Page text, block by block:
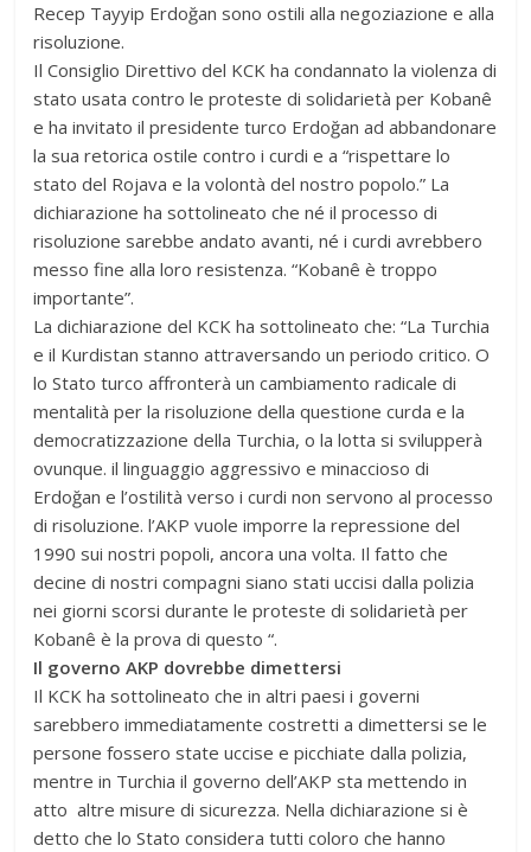
Recep Tayyip Erdoğan sono ostili alla negoziazione e alla
risoluzione.
Il Consiglio Direttivo del KCK ha condannato la violenza di
stato usata contro le proteste di solidarietà per Kobanê
e ha invitato il presidente turco Erdoğan ad abbandonare
la sua retorica ostile contro i curdi e a “rispettare lo
stato del Rojava e la volontà del nostro popolo.” La
dichiarazione ha sottolineato che né il processo di
risoluzione sarebbe andato avanti, né i curdi avrebbero
messo fine alla loro resistenza. “Kobanê è troppo
importante”.
La dichiarazione del KCK ha sottolineato che: “La Turchia
e il Kurdistan stanno attraversando un periodo critico. O
lo Stato turco affronterà un cambiamento radicale di
mentalità per la risoluzione della questione curda e la
democratizzazione della Turchia, o la lotta si svilupperà
ovunque. il linguaggio aggressivo e minaccioso di
Erdoğan e l’ostilità verso i curdi non servono al processo
di risoluzione. l’AKP vuole imporre la repressione del
1990 sui nostri popoli, ancora una volta. Il fatto che
decine di nostri compagni siano stati uccisi dalla polizia
nei giorni scorsi durante le proteste di solidarietà per
Kobanê è la prova di questo “.
Il governo AKP dovrebbe dimettersi
Il KCK ha sottolineato che in altri paesi i governi
sarebbero immediatamente costretti a dimettersi se le
persone fossero state uccise e picchiate dalla polizia,
mentre in Turchia il governo dell’AKP sta mettendo in
atto altre misure di sicurezza. Nella dichiarazione si è
detto che lo Stato considera tutti coloro che hanno